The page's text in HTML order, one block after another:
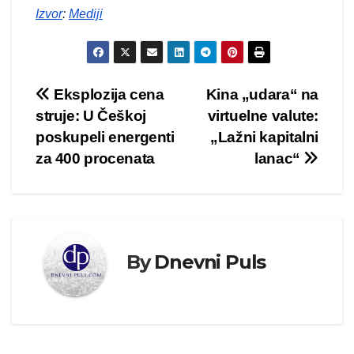
Izvor: Mediji
Kretanje
članka
Kina „udara“ na
virtuelne valute:
„Lažni kapitalni
lanac“
Eksplozija cena
struje: U Češkoj
poskupeli energenti
za 400 procenata
ByDnevni Puls